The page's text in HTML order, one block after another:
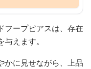
フープピアスは、存在
えます。
かに見せながら、上品